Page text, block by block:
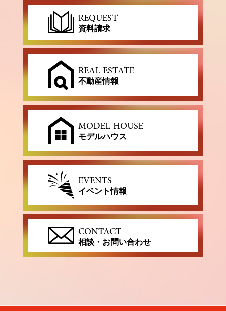
REQUEST
資料請求
REAL ESTATE
不動産情報
MODEL HOUSE
モデルハウス
EVENTS
イベント情報
CONTACT
相談・お問い合わせ